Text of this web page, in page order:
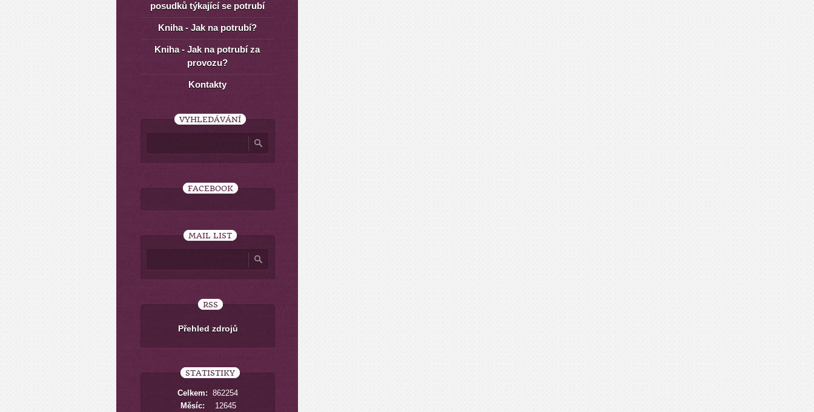
posudků týkající se potrubí
Kniha - Jak na potrubí?
Kniha - Jak na potrubí za
provozu?
Kontakty
VYHLEDÁVÁNÍ
FACEBOOK
MAIL LIST
RSS
Přehled zdrojů
STATISTIKY
Celkem: 862254
Měsíc:
12645